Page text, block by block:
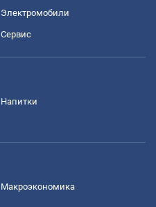
Электромобили
Сервис
Напитки
Mакроэкономика